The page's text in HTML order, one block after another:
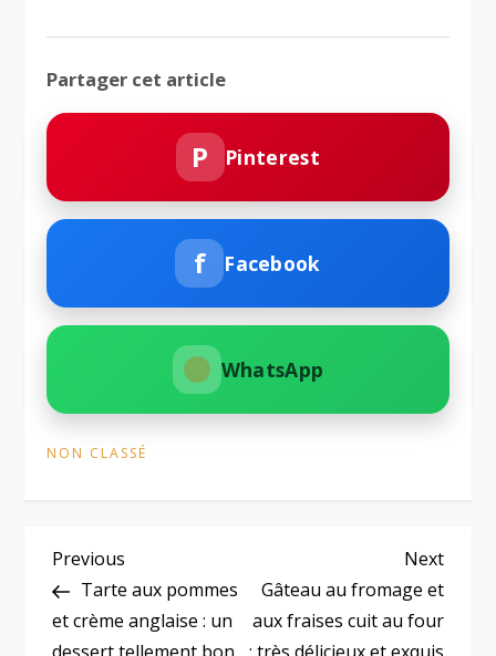
Partager cet article
P Pinterest
f Facebook
WhatsApp
NON CLASSÉ
N
a
Previous
Post
Previous
Tarte aux pommes
et crème anglaise : un
Next
Post
Next
Gâteau au fromage et
aux fraises cuit au four